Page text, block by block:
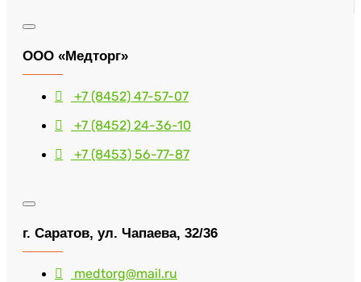
ООО «Медторг»
+7 (8452) 47-57-07
+7 (8452) 24-36-10
+7 (8453) 56-77-87
г. Саратов, ул. Чапаева, 32/36
medtorg@mail.ru